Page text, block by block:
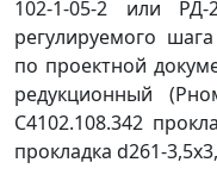
102-1-05-2 или
регулируемого
по проектной
редукционный
С4102.108.342
прокладка d261-